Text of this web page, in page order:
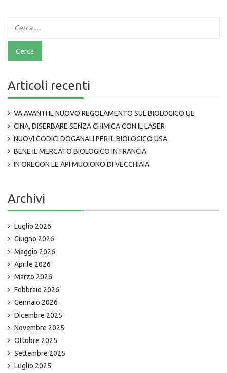
Articoli recenti
VA AVANTI IL NUOVO REGOLAMENTO SUL BIOLOGICO UE
CINA, DISERBARE SENZA CHIMICA CON IL LASER
NUOVI CODICI DOGANALI PER IL BIOLOGICO USA
BENE IL MERCATO BIOLOGICO IN FRANCIA
IN OREGON LE API MUOIONO DI VECCHIAIA
Archivi
Luglio 2026
Giugno 2026
Maggio 2026
Aprile 2026
Marzo 2026
Febbraio 2026
Gennaio 2026
Dicembre 2025
Novembre 2025
Ottobre 2025
Settembre 2025
Luglio 2025